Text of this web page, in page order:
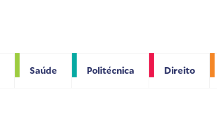
Saúde Politécnica Direito